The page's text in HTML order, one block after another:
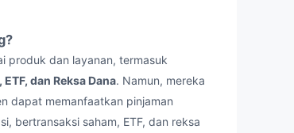
dan layanan, termasuk
dan Reksa Dana. Namun, mereka
dapat memanfaatkan pinjaman
bertransaksi saham, ETF, dan reksa